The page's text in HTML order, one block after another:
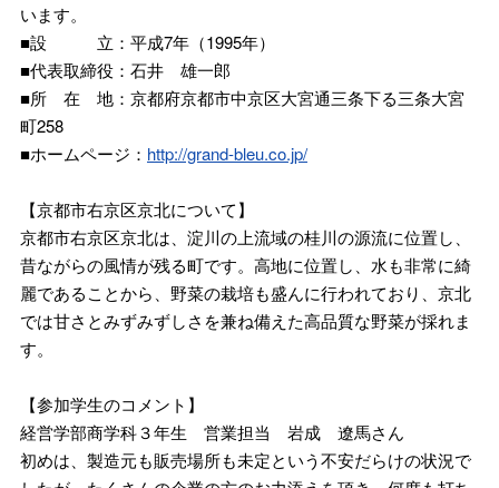
います。
■設 立：平成7年（1995年）
■代表取締役：石井 雄一郎
■所 在 地：京都府京都市中京区大宮通三条下る三条大宮
町258
■ホームページ： http://grand-bleu.co.jp/
【京都市右京区京北について】
京都市右京区京北は、淀川の上流域の桂川の源流に位置し、
昔ながらの風情が残る町です。高地に位置し、水も非常に綺
麗であることから、野菜の栽培も盛んに行われており、京北
では甘さとみずみずしさを兼ね備えた高品質な野菜が採れま
す。
【参加学生のコメント】
経営学部商学科３年生 営業担当 岩成 遼馬さん
初めは、製造元も販売場所も未定という不安だらけの状況で